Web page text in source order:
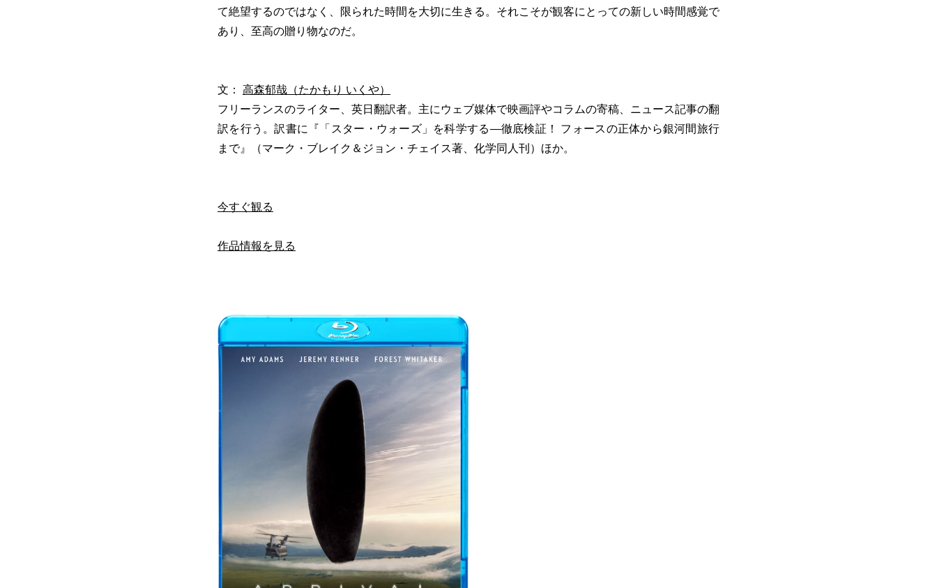
て絶望するのではなく、限られた時間を大切に生きる。それこそが観客にとっての新しい時間感覚で
あり、至高の贈り物なのだ。
文： 高森郁哉（たかもり いくや）
フリーランスのライター、英日翻訳者。主にウェブ媒体で映画評やコラムの寄稿、ニュース記事の翻
訳を行う。訳書に『「スター・ウォーズ」を科学する―徹底検証！ フォースの正体から銀河間旅行
まで』（マーク・ブレイク＆ジョン・チェイス著、化学同人刊）ほか。
今すぐ観る
作品情報を見る